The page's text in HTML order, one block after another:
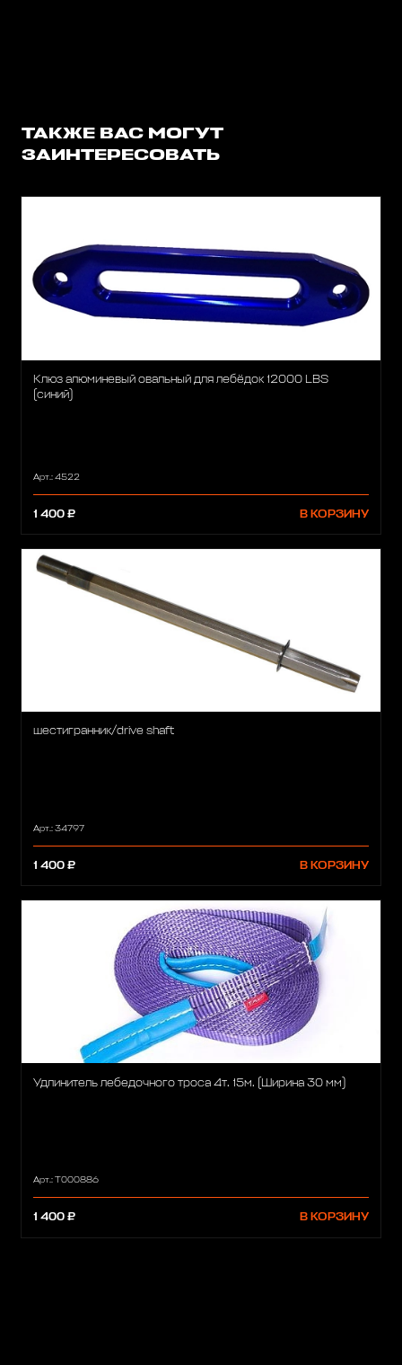
ТАКЖЕ ВАС МОГУТ
ЗАИНТЕРЕСОВАТЬ
Клюз алюминевый овальный для лебёдок 12000 LBS
(синий)
Арт.: 4522
1 400 ₽ В КОРЗИНУ
шестигранник/drive shaft
Арт.: 34797
1 400 ₽ В КОРЗИНУ
Удлинитель лебедочного троса 4т. 15м. (Ширина 30 мм)
Арт.: T000886
1 400 ₽ В КОРЗИНУ